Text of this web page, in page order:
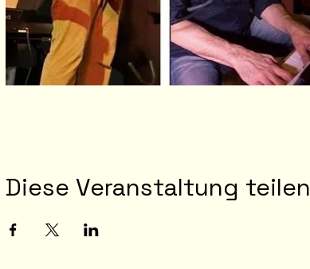
Diese Veranstaltung teilen